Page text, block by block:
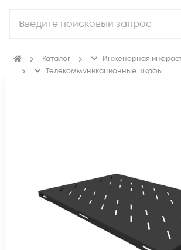
Каталог
Инженерная
Телекоммуникационные шкафы